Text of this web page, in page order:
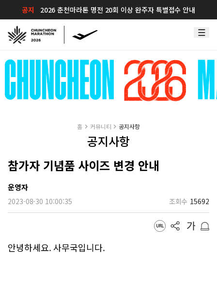
공지 2026 춘천마라톤 명전 20회 이상 완주자 특별접수 안내
홈 커뮤니티 공지사항
공지사항
참가자 기념품 사이즈 변경 안내
운영자
2023-08-30 10:00:35 조회수 15692
안녕하세요. 사무국입니다.